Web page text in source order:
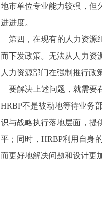
地市单位专业能力较强，但
进进度。
第四，在现有的人力资源
而下发政策。无法从人力资
人力资源部门在强制推行政
要解决上述问题，就需要
HRBP不是被动地等待业务
识与战略执行落地层面，提
平；同时，HRBP利用自身
而更好地解决问题和设计更